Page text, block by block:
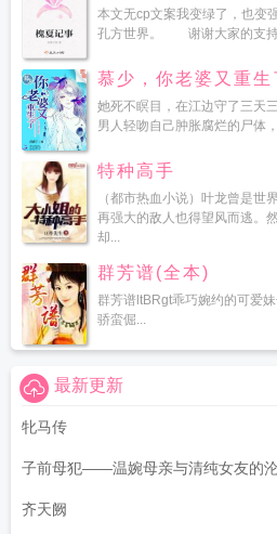
本文无cp文案我变绿了，也
孔方世界。 谢谢大家的支持
慕少，你老婆又重生
她死不瞑目，在江边守了三天
男人轻吻自己肿胀腐烂的尸体
特种高手
（都市热血小说）叶龙曾是世
再强大的敌人也得望风而逃。
却...
群芳谱(全本)
群芳谱ltBRgt乖巧婉约的可爱
骄蛮倔...
最新更新
牝马传
子前母犯——温婉母亲与清纯女友的
齐天阙